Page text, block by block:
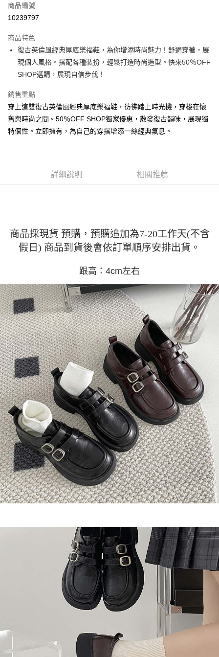
超商取貨付款
Apple Pay
街口支付
Google Pay
全盈+PAY
1.本服務由台灣大哥大提供，台灣大哥大用戶可立即使用無須另外申請。
2.付款方式選擇「大哥付你分期」，訂單成立後會自動跳轉到大哥付的交易
法說明評估內容。
【繳款方式說明】
1.分期款項不併入電信帳單，「大哥付你分期」於每月結算日後寄送繳費提
2.透過簡訊連結打開帳單後，可選擇「超商條碼／台灣大直營門市／銀行轉
帳／街口支付／iPASS MONEY」等通路繳費。
【注意事項】
1.本服務係由「台灣大哥大股份有限公司」（以下簡稱本公司）所提供，讓
用戶於交易時，得透過本服務購買商品或服務，並由商店將買賣／分期付款
買賣價金債權讓與本公司後，依約使用本公司帳單繳交帳款。
2.基於同意付款使用「大哥付你分期」之契約關係目的，商店將以您的個人
資料（包含姓名、電話或地址）提供予台灣大哥大進項蒐集、處理及利用，
由本公司與您本人進行分期帳單所需資料之確認、核對及更正。
3.完整用戶服務條款，請詳閱以下連結： https://oppay.tw/userRule
３．安心：先確認商品／服務後，再付款。
【「AFTEE先享後付」結帳流程】
結帳頁面，進行簡訊認證並確認金額後，即可完成結帳。
３．收到繳費通知簡訊後14天內，點擊此簡訊中的連結，可透過四大超商／
ATM／網路銀行／等多元方式進行付款，方視為交易完成。
※ 請注意：結帳手續完成當下不需立刻繳費，但若您需要取消訂單，請聯絡
購買商品的店家。未經商家同意取消之訂單仍視為有效，需透過AFTEE先享
後付繳納相關費用。
※ 交易是否成功請以「AFTEE先享後付 」之結帳頁面顯示為準，若有關於
是否繳費成功／繳費後需取消欲退款等相關疑問，請聯繫「AFTEE先享後付
客戶支援中心」https://netprotections.freshdesk.com/support/home
【注意事項】
１．透過由恩沛科技股份有限公司提供之「AFTEE先享後付」服務完成之交
易，需依本服務之必要範圍內提供個人資料，並將交易相關給付款項請求債
權轉讓予恩沛科技股份有限公司。
２．關於個人資料處理事宜，請瀏覽以下網址：
https://aftee.tw/terms/#terms3
３．未成年的使用者請事先徵得法定代理人或監護人之同意方可使用
「AFTEE先享後付」，若未經同意申辦者引起之損失，本公司不負相關責
任。
４．使用「AFTEE先享後付」時，將依據個別帳號之用戶狀況，依本公司即
時審查核予不同之上限額度；若仍有額度不足之情形，本公司將視審查結果
請求用戶進行身份認證。
５．嚴禁一人註冊多個帳號或使用他人資訊註冊。若發現惡意使用之情形，
恩沛科技股份有限公司將有權停止該用戶之使用額度並採取法律行動。
全家取貨付款
每筆NT$45
每筆NT$45
7-11取貨付款
每筆NT$45，滿NT$499(含以上)免運費
付款 後7-11取貨
每筆NT$45，滿NT$499(含以上)免運費
宅配
每筆NT$70，滿NT$499(含以上)免運費
商品編號
10239797
商品特色
復古英倫風經典厚底樂福鞋，為你增添時尚魅力！舒適穿著，展
現個人風格。搭配各種裝扮，輕鬆打造時尚造型。快來50％OFF
SHOP選購，展現自信步伐！
銷售重點
穿上這雙復古英倫風經典厚底樂福鞋，彷彿踏上時光機，穿梭在懷
舊與時尚之間。50％OFF SHOP獨家優惠，散發復古韻味，展現獨
特個性。立即擁有，為自己的穿搭增添一絲經典氣息。
詳細說明 相關推薦
商品採現貨 預購，預購追加為7-20工作天(不含
假日) 商品到貨後會依訂單順序安排出貨。
跟高：4cm左右